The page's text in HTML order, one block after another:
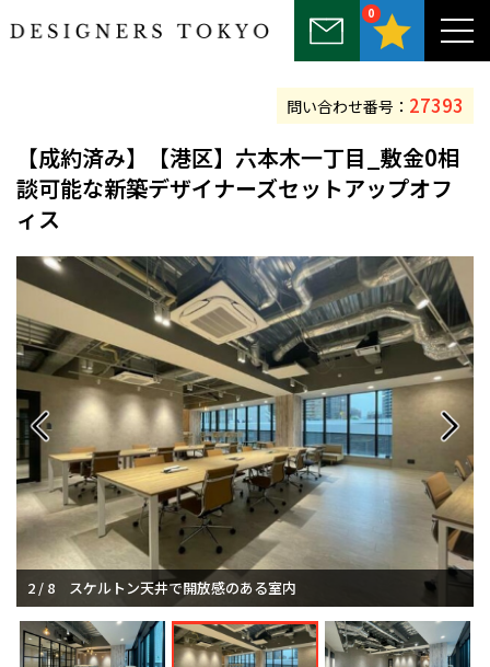
0
～25坪 25坪～50坪 50坪～75坪
75坪～100坪
【成約済み】【港区】六本木一丁目_敷金0相
談可能な新築デザイナーズセットアップオフ
ィス
問い合わせ番号： 27393
2 / 8 スケルトン天井で開放感のある室内
3 / 8 複数路線利用可能